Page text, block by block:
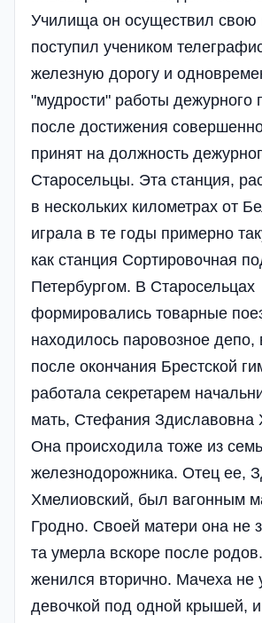
Училища он осуществил свою
поступил учеником
железную дорогу и
"мудрости" работы дежурного
после достижения
принят на должность
Старосельцы. Эта станция,
в нескольких километрах от
играла в те годы примерно
как станция Сортировочная
Петербургом. В Старосельцах
формировались товарные
находилось паровозное депо,
после окончания Брестской
работала секретарем
мать, Стефания Здиславовна
Она происходила тоже из
железнодорожника. Отец ее,
Хмелиовский, был вагонным
Гродно. Своей матери она не
та умерла вскоре после
женился вторично. Мачеха не
девочкой под одной крышей,